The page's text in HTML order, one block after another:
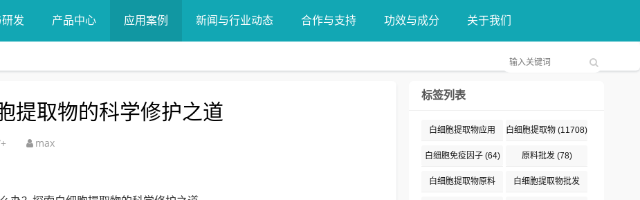
发 产品中心 应用案例 新闻与行业动态 合作与支持 功效与成分 关于我们
提取物的科学修护之道
max
标签列表
白细胞提取物应用
(376)
白细胞提取物 (11708)
白细胞免疫因子(64) 原料批发(78)
白细胞提取物原料 白细胞提取物批发